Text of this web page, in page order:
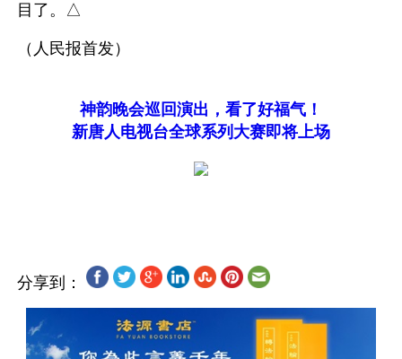
目了。△
（人民报首发）
神韵晚会巡回演出，看了好福气！
新唐人电视台全球系列大赛即将上场
分享到：